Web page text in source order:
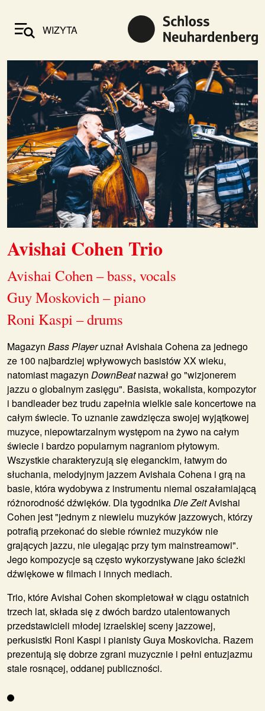
WIZYTA
Avishai Cohen Trio
Avishai Cohen – bass, vocals
Guy Moskovich – piano
Roni Kaspi – drums
Magazyn Bass Playeruznał Avishaia Cohena za jednego
ze 100 najbardziej wpływowych basistów XX wieku,
natomiast magazyn DownBeatnazwał go "wizjonerem
jazzu o globalnym zasięgu". Basista, wokalista, kompozytor
i bandleader bez trudu zapełnia wielkie sale koncertowe na
całym świecie. To uznanie zawdzięcza swojej wyjątkowej
muzyce, niepowtarzalnym występom na żywo na całym
świecie i bardzo popularnym nagraniom płytowym.
Wszystkie charakteryzują się eleganckim, łatwym do
słuchania, melodyjnym jazzem Avishaia Cohena i grą na
basie, która wydobywa z instrumentu niemal oszałamiającą
różnorodność dźwięków. Dla tygodnikaDie ZeitAvishai
Cohen jest "jednym z niewielu muzyków jazzowych, którzy
potrafią przekonać do siebie również muzyków nie
grających jazzu, nie ulegając przy tym mainstreamowi".
Jego kompozycje są często wykorzystywane jako ścieżki
dźwiękowe w filmach i innych mediach.
Trio, które Avishai Cohen skompletował w ciągu ostatnich
trzech lat, składa się z dwóch bardzo utalentowanych
przedstawicieli młodej izraelskiej sceny jazzowej,
perkusistki Roni Kaspi i pianisty Guya Moskovicha. Razem
prezentują się dobrze zgrani muzycznie i pełni entuzjazmu
stale rosnącej, oddanej publiczności.